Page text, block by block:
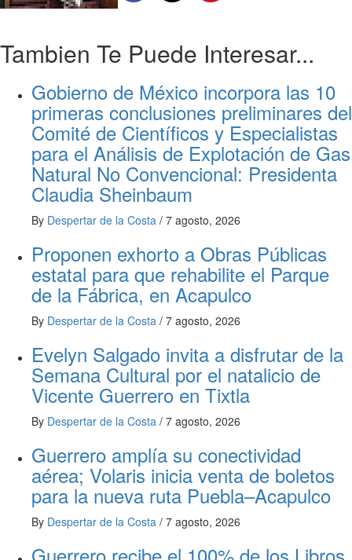
Tambien Te Puede Interesar...
Gobierno de México incorpora las 10
primeras conclusiones preliminares del
Comité de Científicos y Especialistas
para el Análisis de Explotación de Gas
Natural No Convencional: Presidenta
Claudia Sheinbaum
By Despertar de la Costa / 7 agosto, 2026
Proponen exhorto a Obras Públicas
estatal para que rehabilite el Parque
de la Fábrica, en Acapulco
By Despertar de la Costa / 7 agosto, 2026
Evelyn Salgado invita a disfrutar de la
Semana Cultural por el natalicio de
Vicente Guerrero en Tixtla
By Despertar de la Costa / 7 agosto, 2026
Guerrero amplía su conectividad
aérea; Volaris inicia venta de boletos
para la nueva ruta Puebla–Acapulco
By Despertar de la Costa / 7 agosto, 2026